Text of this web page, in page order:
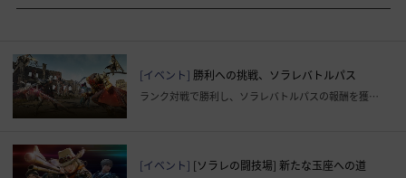
[イベント] 勝利への挑戦、ソラレバトルパス
ランク対戦で勝利し、ソラレバトルパスの報酬を獲得しましょう。
[イベント] [ソラレの闘技場] 新たな玉座への道